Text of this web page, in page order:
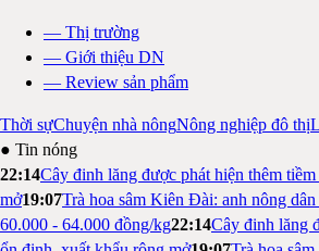
— Thị trường
— Giới thiệu DN
— Review sản phẩm
Thời sựChuyện nhà nôngNông nghiệp đô thị
● Tin nóng
22:14Cây đinh lăng được phát hiện thêm
mở19:07Trà hoa sâm Kiên Đài: anh nông
60.000 - 64.000 đồng/kg22:14Cây đinh lăng